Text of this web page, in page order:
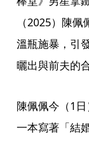
（2025）陳
溫瓶施暴，引
曬出與前夫的
陳佩佩今（1
一本寫著「結